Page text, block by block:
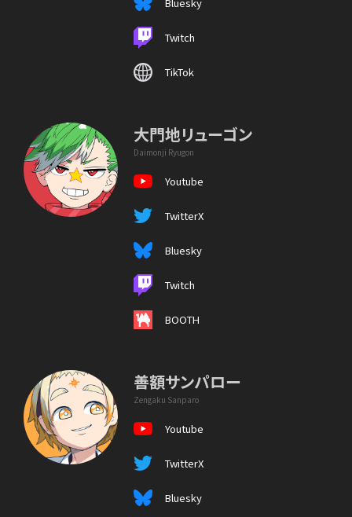
Twitch
TikTok
大門地リューゴン
Daimonji Ryugon
Youtube
TwitterX
Bluesky
Twitch
BOOTH
善額サンパロー
Zengaku Sanparo
Youtube
TwitterX
Bluesky